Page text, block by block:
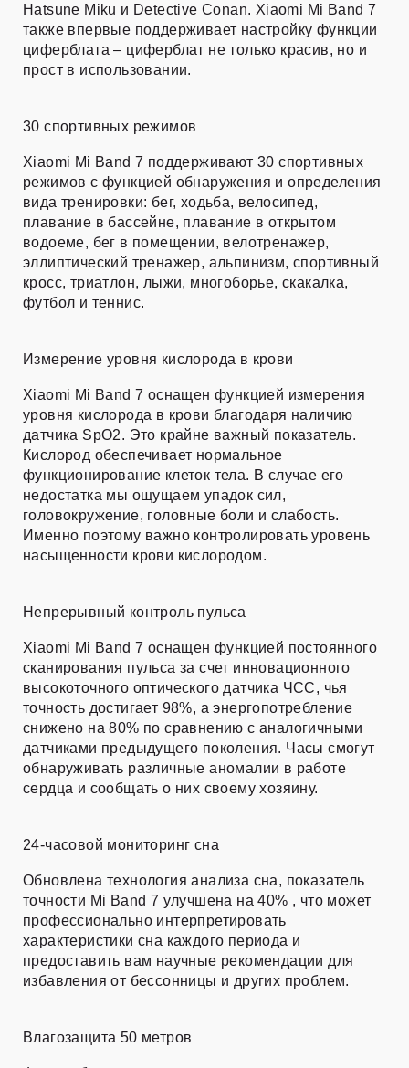
Hatsune Miku и Detective Conan. Xiaomi Mi Band 7
также впервые поддерживает настройку функции
циферблата – циферблат не только красив, но и
прост в использовании.
30 спортивных режимов
Xiaomi Mi Band 7 поддерживают 30 спортивных
режимов с функцией обнаружения и определения
вида тренировки: бег, ходьба, велосипед,
плавание в бассейне, плавание в открытом
водоеме, бег в помещении, велотренажер,
эллиптический тренажер, альпинизм, спортивный
кросс, триатлон, лыжи, многоборье, скакалка,
футбол и теннис.
Измерение уровня кислорода в крови
Xiaomi Mi Band 7 оснащен функцией измерения
уровня кислорода в крови благодаря наличию
датчика SpO2. Это крайне важный показатель.
Кислород обеспечивает нормальное
функционирование клеток тела. В случае его
недостатка мы ощущаем упадок сил,
головокружение, головные боли и слабость.
Именно поэтому важно контролировать уровень
насыщенности крови кислородом.
Непрерывный контроль пульса
Xiaomi Mi Band 7 оснащен функцией постоянного
сканирования пульса за счет инновационного
высокоточного оптического датчика ЧСС, чья
точность достигает 98%, а энергопотребление
снижено на 80% по сравнению с аналогичными
датчиками предыдущего поколения. Часы смогут
обнаруживать различные аномалии в работе
сердца и сообщать о них своему хозяину.
24-часовой мониторинг сна
Обновлена технология анализа сна, показатель
точности Mi Band 7 улучшена на 40% , что может
профессионально интерпретировать
характеристики сна каждого периода и
предоставить вам научные рекомендации для
избавления от бессонницы и других проблем.
Влагозащита 50 метров